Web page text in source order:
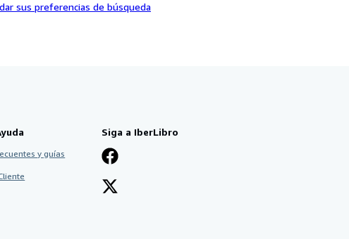
sus preferencias de búsqueda
y guías
Siga a IberLibro